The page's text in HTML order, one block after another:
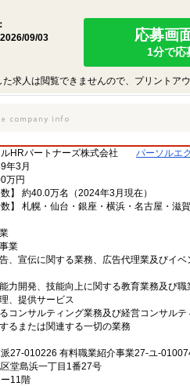
09/03
応募画
1分で応
求人は閲覧できませんので、プリントア
HRパートナーズ株式会社
パーソルエ
年3月
万円
数】 約40.0万名（2024年3月現在）
数】 札幌・仙台・銀座・横浜・名古屋・滋
業
、宣伝に関する業務、広告代理業及びイ
力開発、技能向上に関する教育業務及び
、提供サービス
コンサルティング業務及び経営コンサルテ
るまたは関連する一切の業務
27-010226 有料職業紹介事業27-ユ-
堂島浜一丁目1番27号
11階